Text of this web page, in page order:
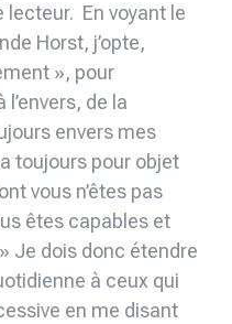
lecteur. En voyant le
Horst, j’opte,
», pour
de la
envers mes
toujours pour objet
vous n’êtes pas
êtes capables et
Je dois donc étendre
à ceux qui
en me disant